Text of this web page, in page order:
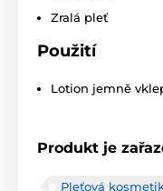
Zralá pleť
Použití
Lotion jemně
Produkt je
Pleťová